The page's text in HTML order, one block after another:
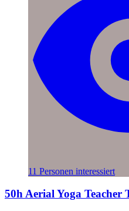
11 Personen interessiert
50h Aerial Yoga